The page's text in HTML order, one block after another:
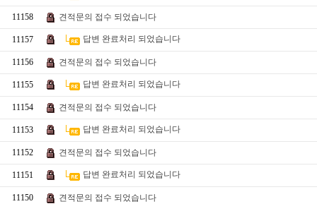
11158 견적문의 접수 되었습니다
11157 답변 완료처리 되었습니다
11156 견적문의 접수 되었습니다
11155 답변 완료처리 되었습니다
11154 견적문의 접수 되었습니다
11153 답변 완료처리 되었습니다
11152 견적문의 접수 되었습니다
11151 답변 완료처리 되었습니다
11150 견적문의 접수 되었습니다